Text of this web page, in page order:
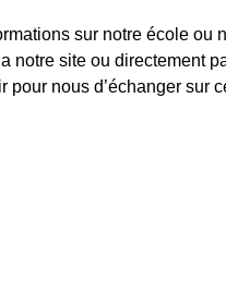
sur notre école ou
notre site ou directement
pour nous d’échanger sur